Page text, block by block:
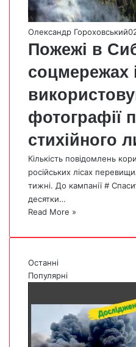
Олександр Гороховський
Пожежі в
соцмережах
фотографії
стихійного
Кількість повідомлень
російських лісах
тижні. До кампанії #
десятки…
Read More »
Останні
Популярні